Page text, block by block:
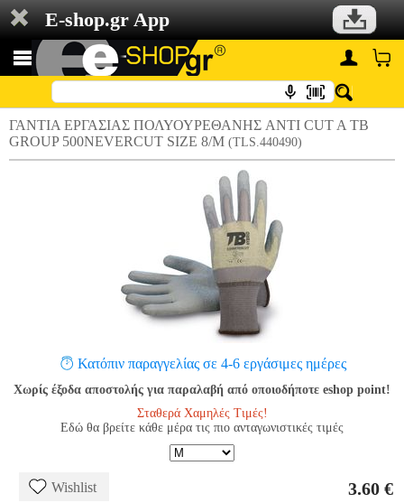
E-shop.gr App
ΓΑΝΤΙΑ ΕΡΓΑΣΙΑΣ ΠΟΛΥΟΥΡΕΘΑΝΗΣ ANTI CUT A TB
GROUP 500NEVERCUT SIZE 8/M (TLS.440490)
Κατόπιν παραγγελίας σε 4-6 εργάσιμες ημέρες
Χωρίς έξοδα αποστολής για παραλαβή από οποιοδήποτε eshop point!
Σταθερά Χαμηλές Τιμές!
Εδώ θα βρείτε κάθε μέρα τις πιο ανταγωνιστικές τιμές
Wishlist 3.60 €